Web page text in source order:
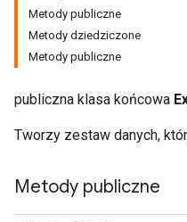
Metody publiczne
Metody dziedziczone
Metody publiczne
publiczna klasa końcowa
Tworzy zestaw danych,
Metody publiczne